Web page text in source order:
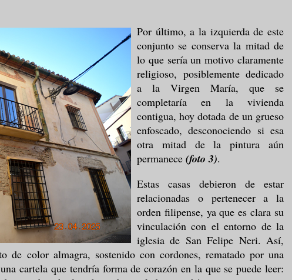
Por último, a la izquierda de este
conjunto se conserva la mitad de
lo que sería un motivo claramente
religioso, posiblemente dedicado
a la Virgen María, que se
completaría en la vivienda
contigua, hoy dotada de un grueso
enfoscado, desconociendo si esa
otra mitad de la pintura aún
permanece (foto 3).
Estas casas debieron de estar
relacionadas o pertenecer a la
orden filipense, ya que es clara su
vinculación con el entorno de la
iglesia de San Felipe Neri. Así,
de color almagra, sostenido con cordones, rematado por una
cartela que tendría forma de corazón en la que se puede leer: